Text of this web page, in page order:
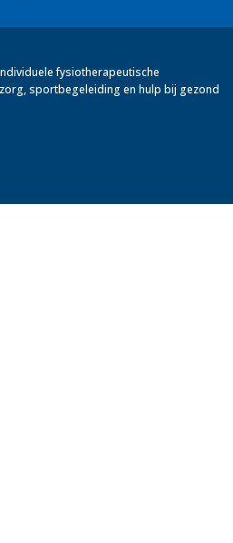
fysiotherapeutische
sportbegeleiding en hulp bij gezond